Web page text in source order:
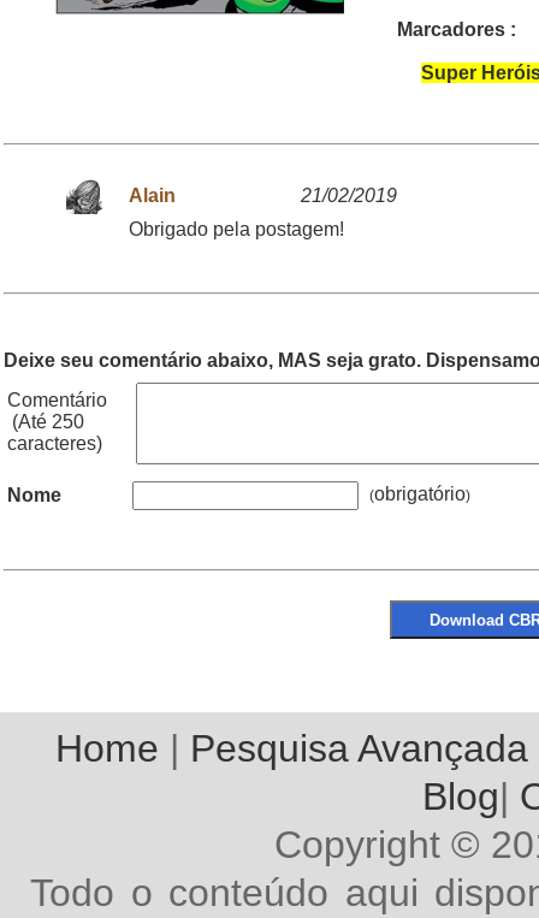
Marcadores :
Super
Alain
21/02/2019
Obrigado pela postagem!
Deixe seu comentário abaixo, MAS seja grato.
Comentário
(Até 250
caracteres)
Nome (obrigatório
Home | Pesquisa Avançada
Blog|
Copyright ©
Todo o conteúdo aqui